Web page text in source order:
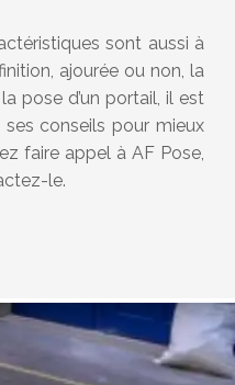
sont aussi à
ajourée ou non, la
pose d’un portail, il est
conseils pour mieux
faire appel à AF Pose,
le.